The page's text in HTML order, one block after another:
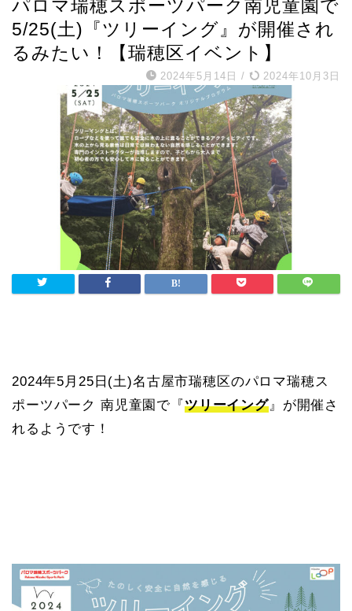
パロマ瑞穂スポーツパーク南児童園で
5/25(土)『ツリーイング』が開催され
るみたい！【瑞穂区イベント】
2024年5月14日 / 2024年10月3日
2024年5月25日(土)名古屋市瑞穂区のパロマ瑞穂ス
ポーツパーク 南児童園で『ツリーイング』が開催さ
れるようです！